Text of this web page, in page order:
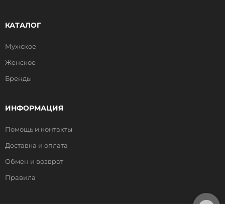
КАТАЛОГ
Мужское
Женское
Бренды
ИНФОРМАЦИЯ
Помощь и контакты
Доставка и оплата
Обмен и возврат
Правила